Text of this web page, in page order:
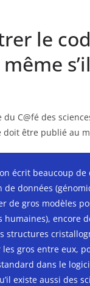
le
du C@fé des
doit être publié au
écrit beaucoup
données
de gros modèles
humaines), encore
structures
gros entre eux,
dans le
existe aussi des